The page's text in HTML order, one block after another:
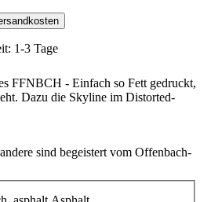
1-3 Tage
FFNBCH - Einfach so Fett gedruckt,
Dazu die Skyline im Distorted-
andere sind begeistert vom Offenbach-